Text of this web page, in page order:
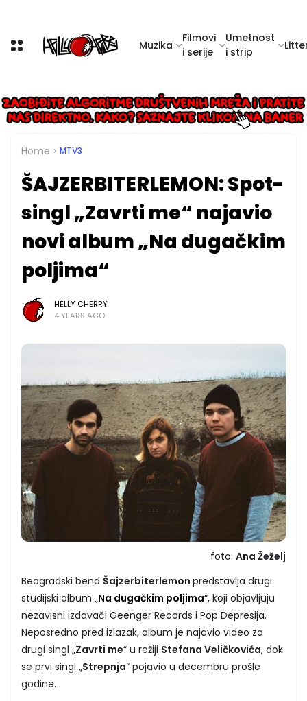
Muzika
Filmovi
i serije
Umetnost
i strip
Home MTV3
ŠAJZERBITERLEMON: Spot-
singl „Zavrti me“ najavio
novi album „Na dugačkim
poljima“
HELLY CHERRY
4 YEARS AGO
foto: Ana Žeželj
Beogradski bend Šajzerbiterlemon predstavlja drugi
studijski album „Na dugačkim poljima“, koji objavljuju
nezavisni izdavači Geenger Records i Pop Depresija.
Neposredno pred izlazak, album je najavio video za
drugi singl „Zavrti me“ u režiji Stefana Veličkovića, dok
se prvi singl „Strepnja“ pojavio u decembru prošle
godine.